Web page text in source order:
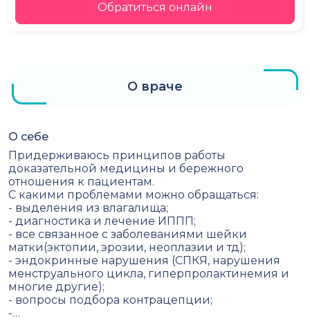
Обратиться онлайн
О враче
О себе
Придерживаюсь принципов работы
доказательной медицины и бережного
отношения к пациентам.
С какими проблемами можно обращаться:
- выделения из влагалища;
- диагностика и лечение ИППП;
- все связанное с заболеваниями шейки
матки(эктопии, эрозии, неоплазии и тд);
- эндокринные нарушения (СПКЯ, нарушения
менструального цикла, гиперпролактинемия и
многие другие);
- вопросы подбора контрацепции;
-…